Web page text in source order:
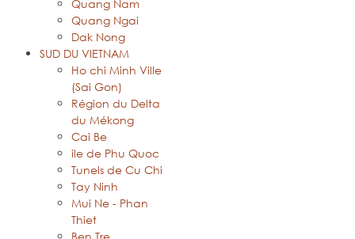
Quang Nam
Quang Ngai
Dak Nong
SUD DU VIETNAM
Ho chi Minh Ville
(Sai Gon)
Région du Delta
du Mékong
Cai Be
ile de Phu Quoc
Tunels de Cu Chi
Tay Ninh
Mui Ne - Phan
Thiet